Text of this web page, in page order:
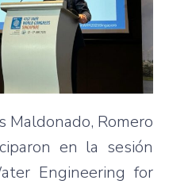
Maldonado, Romero
en la sesión
Engineering for